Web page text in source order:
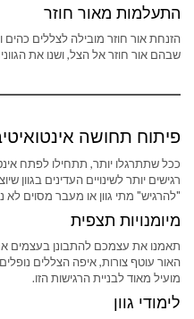
התעלמות מאור חוזר
הזנחת אור חוזר מובילה לצללים כהים
שבהם אור חוזר אל הצל, ושנו את
פיתוח תחושה
ככל שתתרגלו יותר, תתחילו לפתח
רגישים יותר לשינויים העדינים בגוון
"להרגיש" מתי גוון או מעבר מסוים לא
מיומנויות תצפית
תאמנו את עצמכם להתבונן בעצמים
האור עוטף צורות, איפה הצללים
מועיל מאוד לבניית הרגישות הזו.
לימודי גוון